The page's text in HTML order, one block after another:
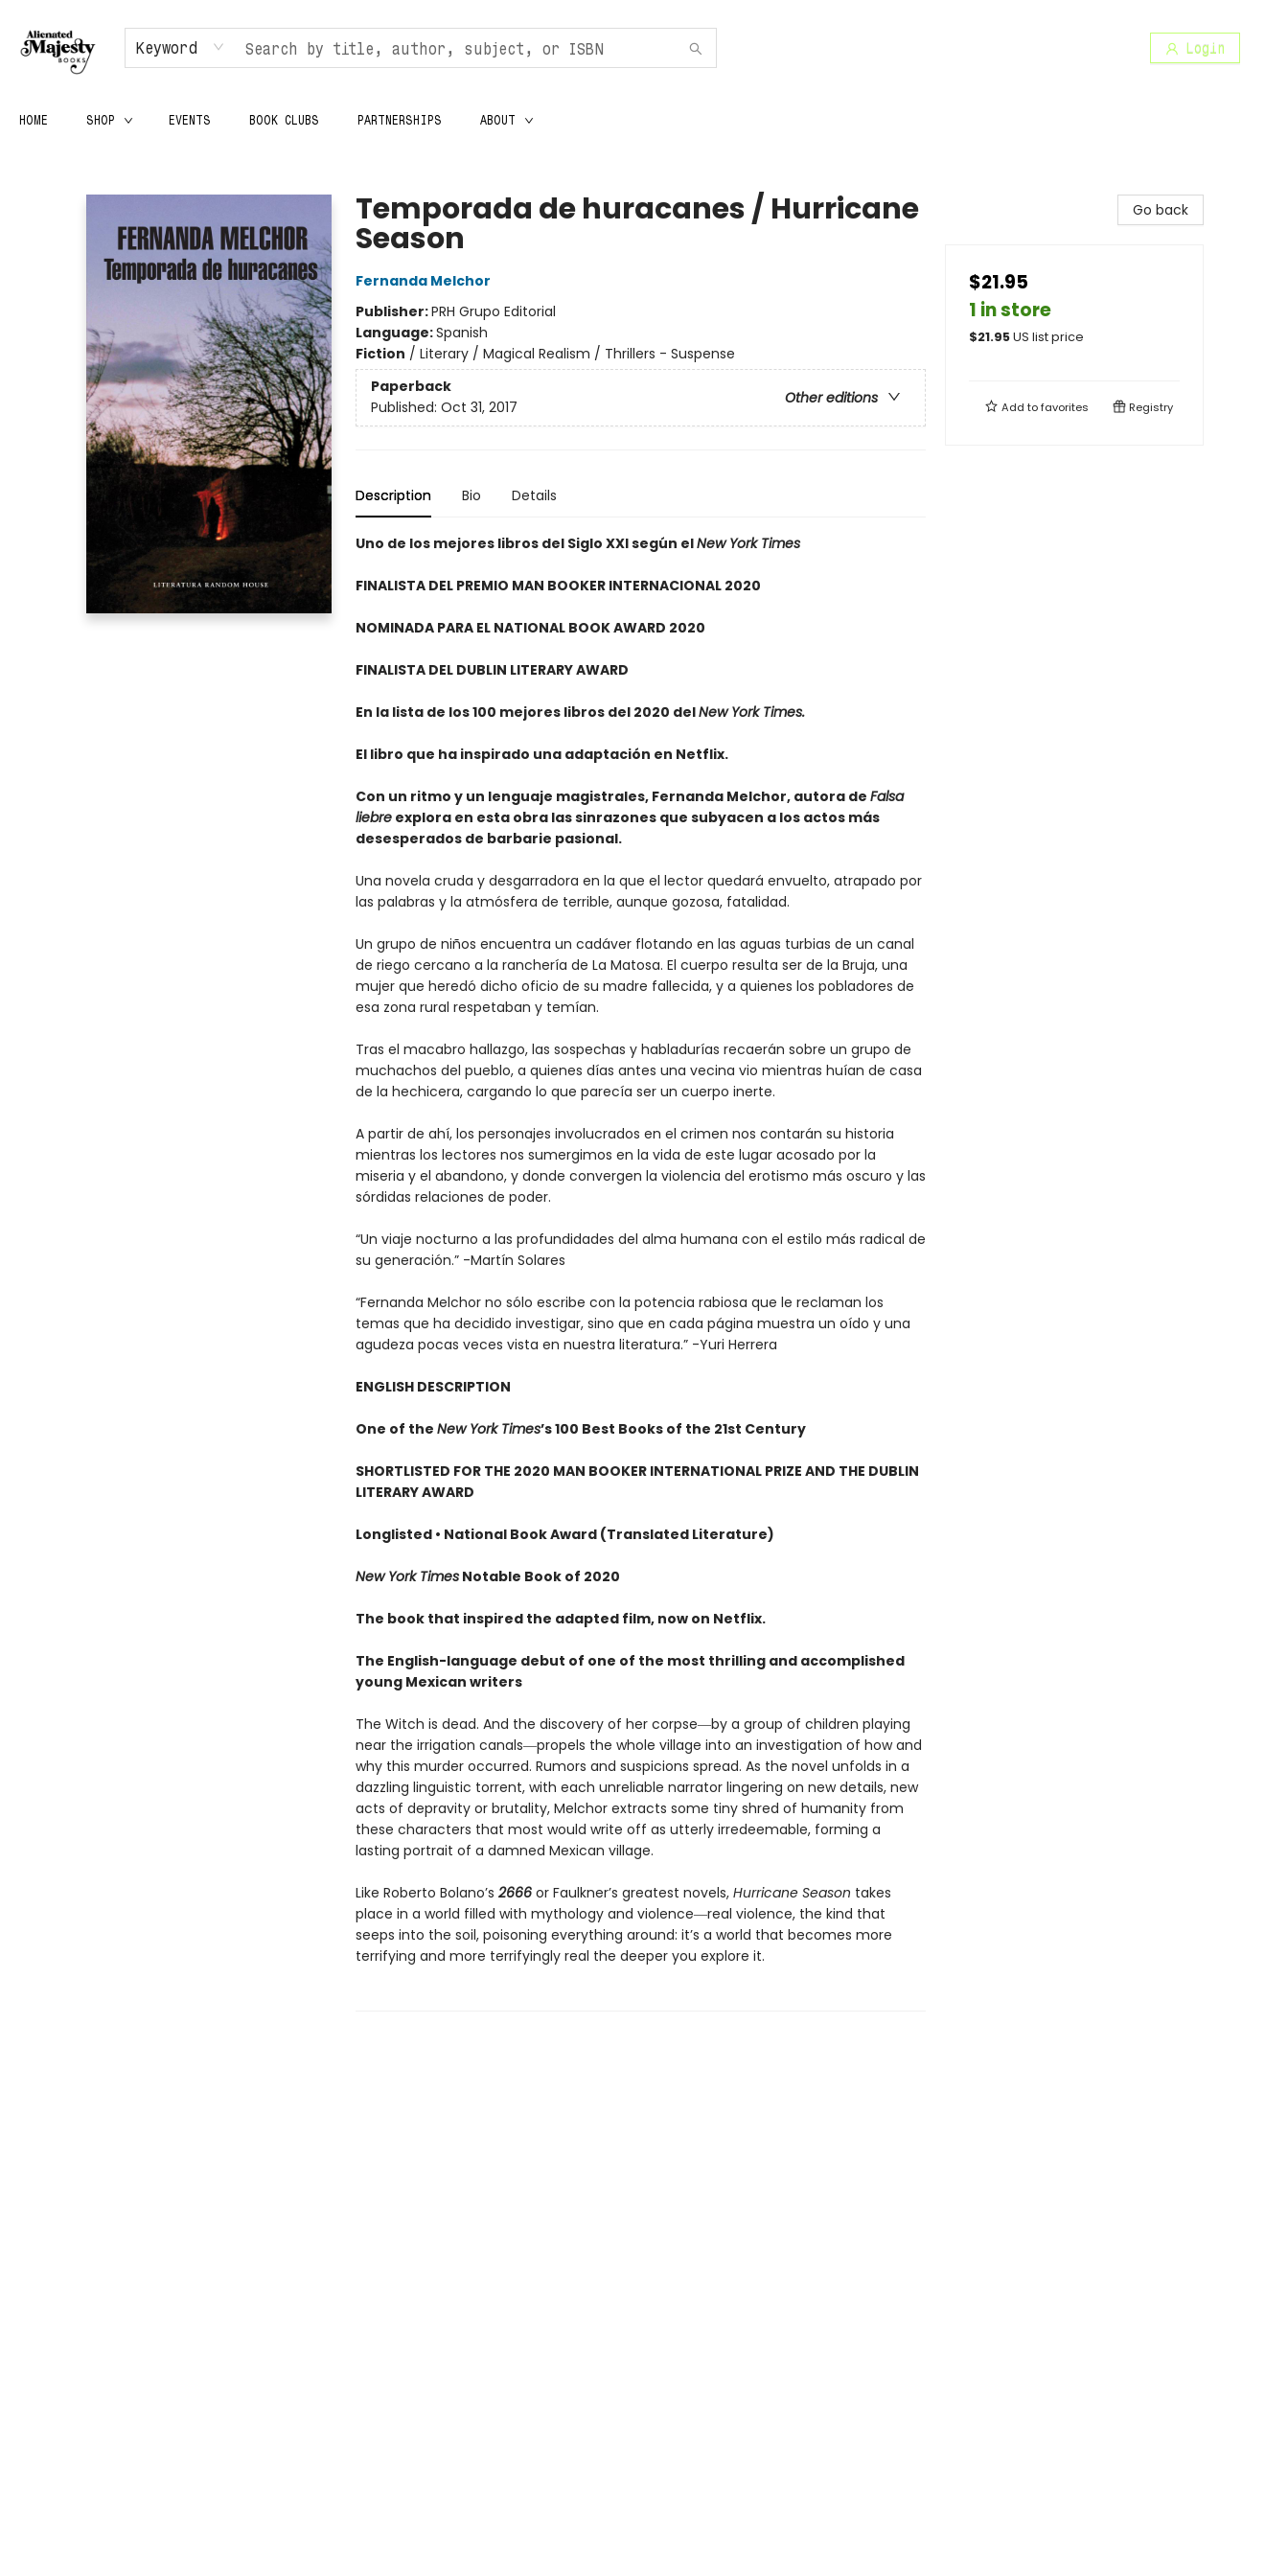
Keyword Login
HOME SHOP EVENTS BOOK CLUBS PARTNERSHIPS ABOUT
Temporada de huracanes / Hurricane
Season
Fernanda Melchor
Publisher:PRH Grupo Editorial
Language:Spanish
Fiction / Literary / Magical Realism / Thrillers - Suspense
Paperback
Other editions
Published: Oct 31, 2017
Description Bio Details
Uno de los mejores libros del Siglo XXI según elNew York Times
FINALISTA DEL PREMIO MAN BOOKER INTERNACIONAL 2020
NOMINADA PARA EL NATIONAL BOOK AWARD 2020
FINALISTA DEL DUBLIN LITERARY AWARD
En la lista de los 100 mejores libros del 2020 delNew York Times.
El libro que ha inspirado una adaptación en Netflix.
Con un ritmo y un lenguaje magistrales, Fernanda Melchor, autora de Falsa
liebreexplora en esta obra las sinrazones que subyacen a los actos más
desesperados de barbarie pasional.
Una novela cruda y desgarradora en la que el lector quedará envuelto, atrapado por
las palabras y la atmósfera de terrible, aunque gozosa, fatalidad.
Un grupo de niños encuentra un cadáver flotando en las aguas turbias de un canal
de riego cercano a la ranchería de La Matosa. El cuerpo resulta ser de la Bruja, una
mujer que heredó dicho oficio de su madre fallecida, y a quienes los pobladores de
esa zona rural respetaban y temían.
Tras el macabro hallazgo, las sospechas y habladurías recaerán sobre un grupo de
muchachos del pueblo, a quienes días antes una vecina vio mientras huían de casa
de la hechicera, cargando lo que parecía ser un cuerpo inerte.
A partir de ahí, los personajes involucrados en el crimen nos contarán su historia
mientras los lectores nos sumergimos en la vida de este lugar acosado por la
miseria y el abandono, y donde convergen la violencia del erotismo más oscuro y las
sórdidas relaciones de poder.
“Un viaje nocturno a las profundidades del alma humana con el estilo más radical de
su generación.” -Martín Solares
“Fernanda Melchor no sólo escribe con la potencia rabiosa que le reclaman los
temas que ha decidido investigar, sino que en cada página muestra un oído y una
agudeza pocas veces vista en nuestra literatura.” -Yuri Herrera
ENGLISH DESCRIPTION
One of the New York Times’s 100 Best Books of the 21st Century
SHORTLISTED FOR THE 2020 MAN BOOKER INTERNATIONAL PRIZE AND THE DUBLIN
LITERARY AWARD
Longlisted • National Book Award (Translated Literature)
New York TimesNotable Book of 2020
The book that inspired the adapted film, now on Netflix.
The English-language debut of one of the most thrilling and accomplished
young Mexican writers
The Witch is dead. And the discovery of her corpse―by a group of children playing
near the irrigation canals―propels the whole village into an investigation of how and
why this murder occurred. Rumors and suspicions spread. As the novel unfolds in a
dazzling linguistic torrent, with each unreliable narrator lingering on new details, new
acts of depravity or brutality, Melchor extracts some tiny shred of humanity from
these characters that most would write off as utterly irredeemable, forming a
lasting portrait of a damned Mexican village.
Like Roberto Bolano’s 2666 or Faulkner’s greatest novels, Hurricane Season takes
place in a world filled with mythology and violence―real violence, the kind that
seeps into the soil, poisoning everything around: it’s a world that becomes more
terrifying and more terrifyingly real the deeper you explore it.
Go back
$21.95
1 in store
$21.95US list price
Add tofavorites Registry